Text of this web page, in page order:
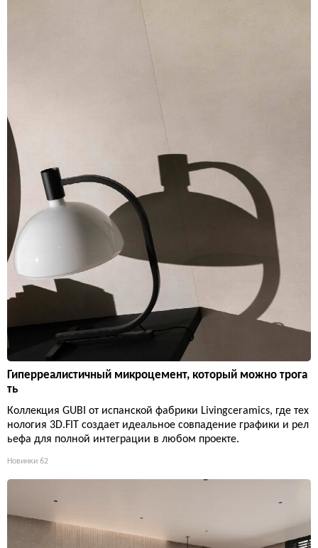
Гиперреалистичный микроцемент, который можно трога
ть
Коллекция GUBI от испанской фабрики Livingceramics, где тех
нология 3D.FIT создает идеальное совпадение графики и рел
ьефа для полной интеграции в любом проекте.
Новинки 62